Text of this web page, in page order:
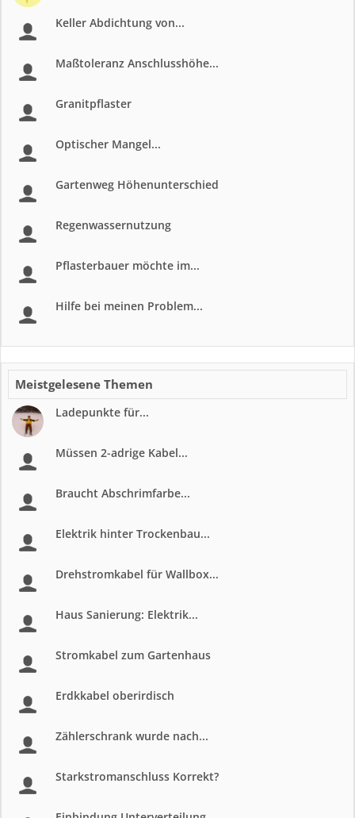
Keller Abdichtung von...
Maßtoleranz Anschlusshöhe...
Granitpflaster
Optischer Mangel...
Gartenweg Höhenunterschied
Regenwassernutzung
Pflasterbauer möchte im...
Hilfe bei meinen Problem...
Meistgelesene Themen
Ladepunkte für...
Müssen 2-adrige Kabel...
Braucht Abschrimfarbe...
Elektrik hinter Trockenbau...
Drehstromkabel für Wallbox...
Haus Sanierung: Elektrik...
Stromkabel zum Gartenhaus
Erdkkabel oberirdisch
Zählerschrank wurde nach...
Starkstromanschluss Korrekt?